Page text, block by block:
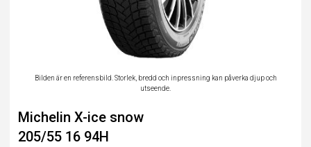
Bilden är en referensbild. Storlek, bredd och inpressning kan påverka djup och
utseende.
Michelin X-ice snow
205/55 16 94H